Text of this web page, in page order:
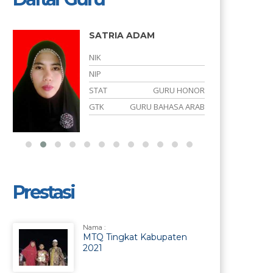
SATRIA ADAM
NIK
NIP
STAT
GURU HONOR
GTK
GURU BAHASA ARAB
Prestasi
Nama :
MTQ Tingkat Kabupaten
2021